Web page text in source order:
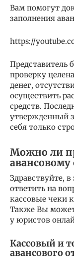
Вам помогут
заполнения
https://
Представитель
проверку
денег,
осуществить
средств.
утвержденный
себя только
Можно ли
авансовому
Здравствуйте,
ответить на
кассовые чеки
Также Вы
у юристов
Кассовый и
авансового